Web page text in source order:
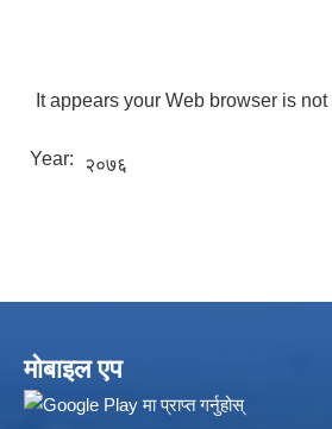
It appears your Web browser is
Year:
२०७६
मोबाइल एप